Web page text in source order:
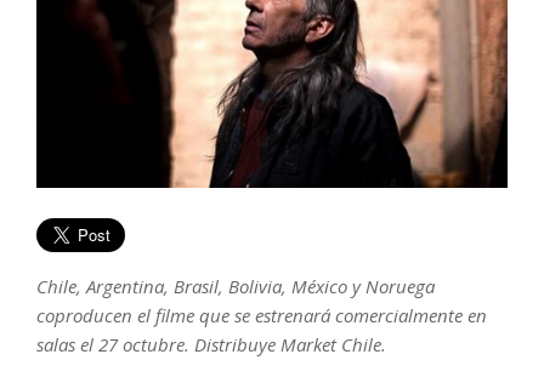
Chile, Argentina, Brasil, Bolivia, México y Noruega
coproducen el filme que se estrenará comercialmente en
salas el 27 octubre. Distribuye Market Chile.